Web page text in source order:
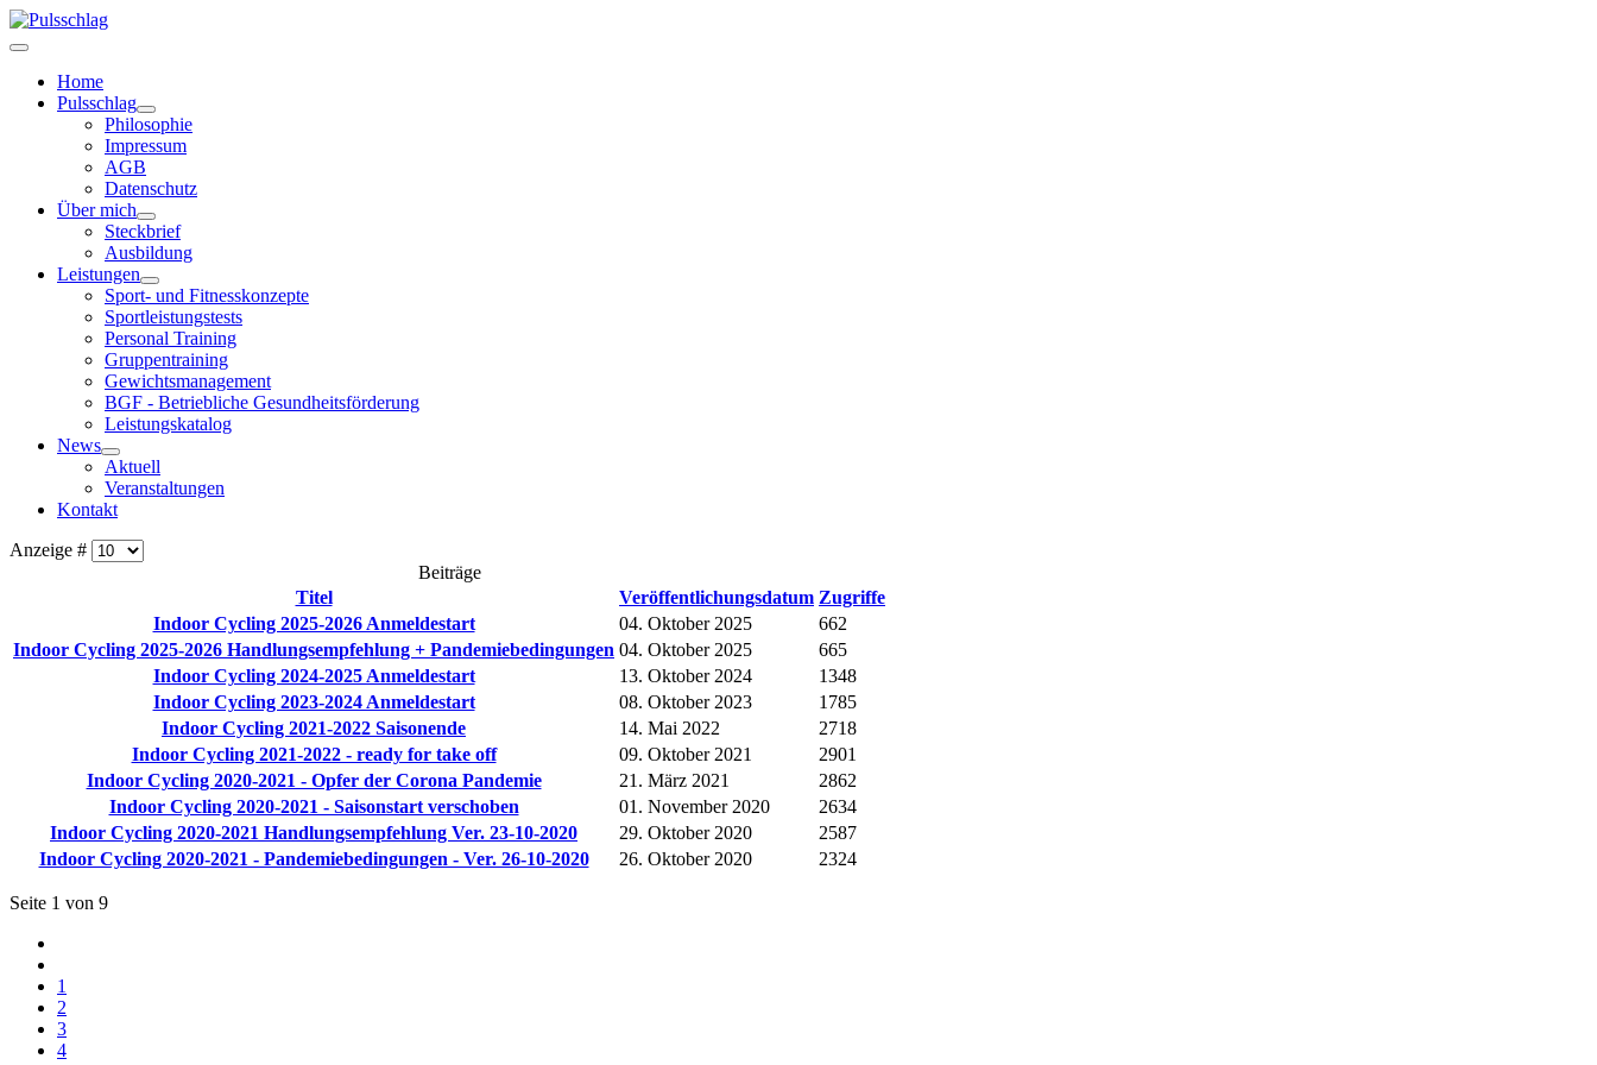
Home
Pulsschlag
Philosophie
Impressum
AGB
Datenschutz
Über mich
Steckbrief
Ausbildung
Leistungen
Sport- und Fitnesskonzepte
Sportleistungstests
Personal Training
Gruppentraining
Gewichtsmanagement
BGF - Betriebliche Gesundheitsförderung
Leistungskatalog
News
Aktuell
Veranstaltungen
Kontakt
Anzeige #
Beiträge
Titel
Veröffentlichungsdatum Zugriffe
Indoor Cycling 2025-2026 Anmeldestart
04. Oktober 2025
662
Indoor Cycling 2025-2026 Handlungsempfehlung + Pandemiebedingungen 04. Oktober 2025
665
Indoor Cycling 2024-2025 Anmeldestart
13. Oktober 2024
1348
Indoor Cycling 2023-2024 Anmeldestart
08. Oktober 2023
1785
Indoor Cycling 2021-2022 Saisonende
14. Mai 2022
2718
Indoor Cycling 2021-2022 - ready for take off
09. Oktober 2021
2901
Indoor Cycling 2020-2021 - Opfer der Corona Pandemie
21. März 2021
2862
Indoor Cycling 2020-2021 - Saisonstart verschoben
01. November 2020
2634
Indoor Cycling 2020-2021 Handlungsempfehlung Ver. 23-10-2020
29. Oktober 2020
2587
Indoor Cycling 2020-2021 - Pandemiebedingungen - Ver. 26-10-2020
26. Oktober 2020 2324
Seite 1 von 9
1
2
3
4